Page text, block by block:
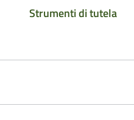
Strumenti di tutela